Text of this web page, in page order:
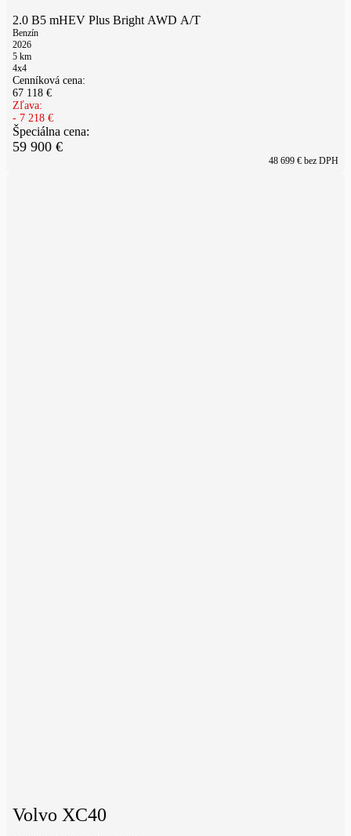
2.0 B5 mHEV Plus Bright AWD A/T
Benzín
2026
5 km
4x4
Cenníková cena:
67 118 €
Zľava:
- 7 218 €
Špeciálna cena:
59 900 €
48 699 € bez DPH
Volvo XC40